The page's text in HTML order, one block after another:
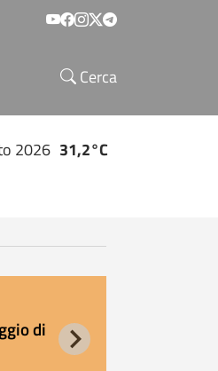
Social menu
Cerca
2026 31,2°C
di